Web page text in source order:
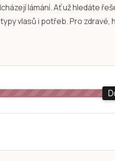
lámání. Ať už hledáte
vlasů i potřeb. Pro zdravé,